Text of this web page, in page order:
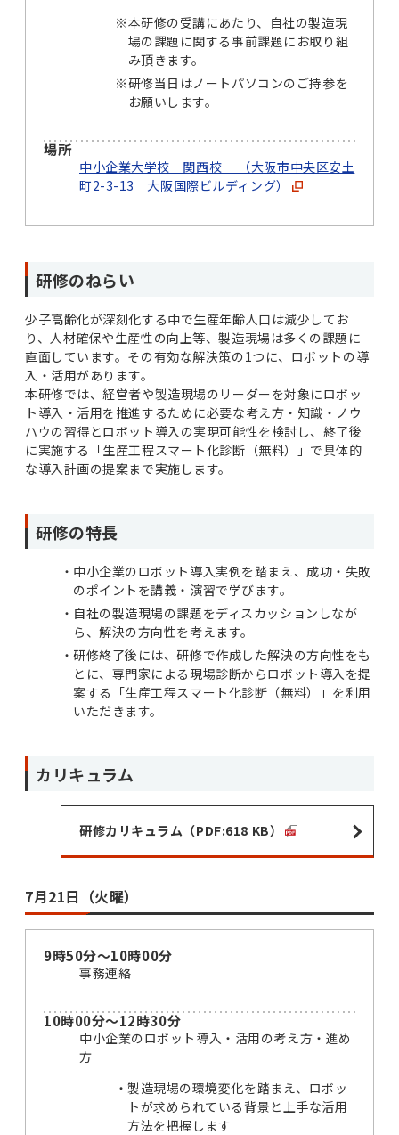
※本研修の受講にあたり、自社の製造現
場の課題に関する事前課題にお取り組
み頂きます。
※研修当日はノートパソコンのご持参を
お願いします。
場所
中小企業大学校 関西校 （大阪市中央区安土
町2-3-13 大阪国際ビルディング）
研修のねらい
少子高齢化が深刻化する中で生産年齢人口は減少してお
り、人材確保や生産性の向上等、製造現場は多くの課題に
直面しています。その有効な解決策の1つに、ロボットの導
入・活用があります。
本研修では、経営者や製造現場のリーダーを対象にロボッ
ト導入・活用を推進するために必要な考え方・知識・ノウ
ハウの習得とロボット導入の実現可能性を検討し、終了後
に実施する「生産工程スマート化診断（無料）」で具体的
な導入計画の提案まで実施します。
研修の特長
中小企業のロボット導入実例を踏まえ、成功・失敗
のポイントを講義・演習で学びます。
自社の製造現場の課題をディスカッションしなが
ら、解決の方向性を考えます。
研修終了後には、研修で作成した解決の方向性をも
とに、専門家による現場診断からロボット導入を提
案する「生産工程スマート化診断（無料）」を利用
いただきます。
カリキュラム
研修カリキュラム（PDF:618 KB）
7月21日（火曜）
9時50分～10時00分
事務連絡
10時00分～12時30分
中小企業のロボット導入・活用の考え方・進め
方
製造現場の環境変化を踏まえ、ロボッ
トが求められている背景と上手な活用
方法を把握します